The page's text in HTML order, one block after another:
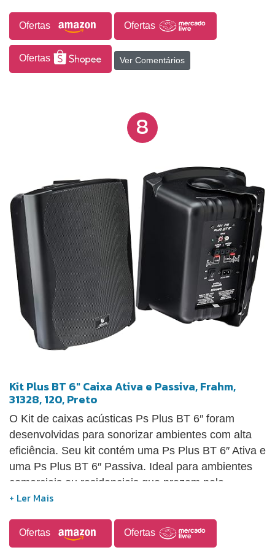
encontrará os controles de ajuste de graves e
volume na parte de trás deste monitor de áudio. A
EDIFIER R1000T4 também possui duas portas de
entrada de linha estéreo, com aprimoramento
dinâmicos de agudos na porta "A". DADOS
Sim - S/ N Ratio: > 85 dB - Distorção: 0.5% -
Frequência response: 75Hz 18KHZ (+/-9dB) - Nível
Bivolt - impedância: 4ohm ITENS INCLUSOS 1-
Coluna Ativa 1-Coluna Passiva 1-Cabo de ligação
das colunas 1-Cabo de ligação de áudio de p2(3.5
mm) para RCA duplo 1-Cabo de áudio (RCA – RCA
estéreo) 1-Manual.
Ofertas Ofertas
Ofertas Ver Comentários
8
Kit Plus BT 6" Caixa Ativa e Passiva, Frahm,
31328, 120, Preto
O Kit de caixas acústicas Ps Plus BT 6″ foram
desenvolvidas para sonorizar ambientes com alta
eficiência. Seu kit contém uma Ps Plus BT 6″ Ativa e
uma Ps Plus BT 6″ Passiva. Ideal para ambientes
comerciais ou residenciais que prezam pela
elegância, tecnologia e praticidade. Características:
qualidade sonora; Bluetooth 4. 0 com A2 DP;
Entrada Auxiliar; Borne de Pressão; Suporte para
Ofertas Ofertas